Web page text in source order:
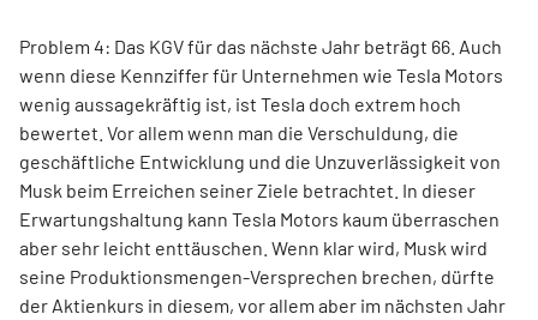
Problem 4: Das KGV für das nächste Jahr beträgt 66. Auch
wenn diese Kennziffer für Unternehmen wie Tesla Motors
wenig aussagekräftig ist, ist Tesla doch extrem hoch
bewertet. Vor allem wenn man die Verschuldung, die
geschäftliche Entwicklung und die Unzuverlässigkeit von
Musk beim Erreichen seiner Ziele betrachtet. In dieser
Erwartungshaltung kann Tesla Motors kaum überraschen
aber sehr leicht enttäuschen. Wenn klar wird, Musk wird
seine Produktionsmengen-Versprechen brechen, dürfte
der Aktienkurs in diesem, vor allem aber im nächsten Jahr